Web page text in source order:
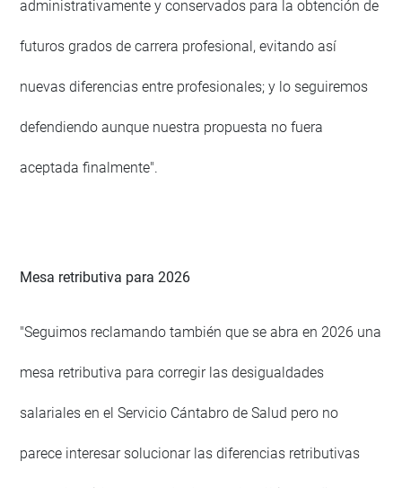
administrativamente y conservados para la obtención de
futuros grados de carrera profesional, evitando así
nuevas diferencias entre profesionales; y lo seguiremos
defendiendo aunque nuestra propuesta no fuera
aceptada finalmente".
Mesa retributiva para 2026
"Seguimos reclamando también que se abra en 2026 una
mesa retributiva para corregir las desigualdades
salariales en el Servicio Cántabro de Salud pero no
parece interesar solucionar las diferencias retributivas